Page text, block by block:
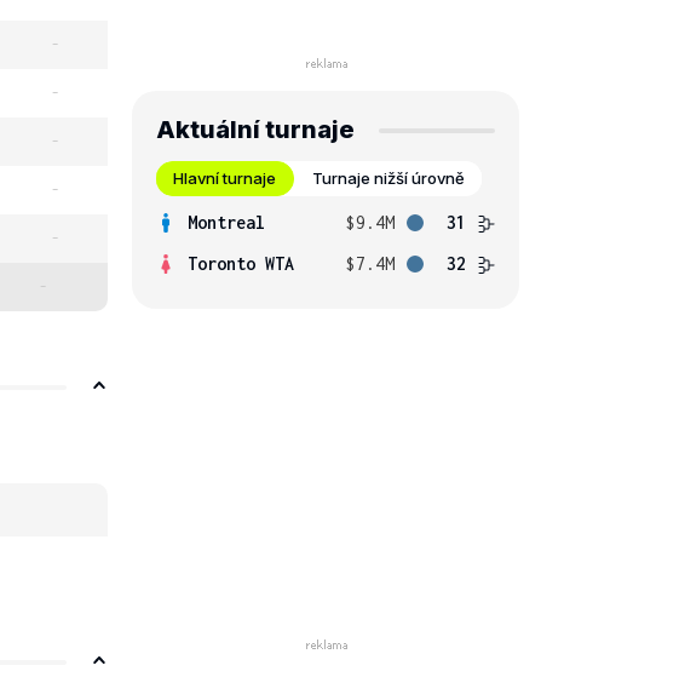
-
-
-
-
-
-
Aktuální turnaje
Hlavní turnaje Turnaje nižší úrovně
Montreal $9.4M
31
Toronto WTA
$7.4M 32